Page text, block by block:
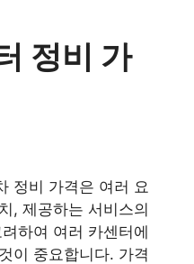
정비 가
정비 가격은 여러 요
, 제공하는 서비스의
하여 여러 카센터에
이 중요합니다. 가격